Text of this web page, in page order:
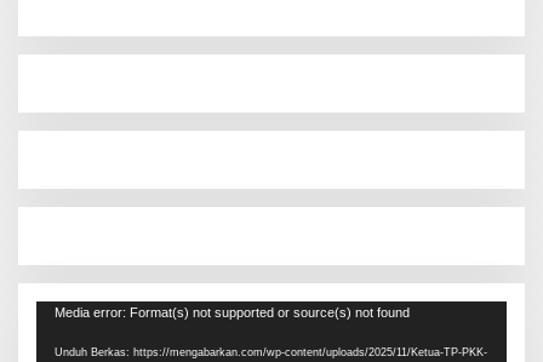
Pemutar
Media error: Format(s) not supported or source(s) not found
Unduh Berkas: https://mengabarkan.com/wp-content/uploads/2025/11/Ketua-TP-PKK-